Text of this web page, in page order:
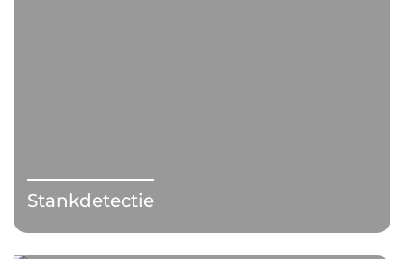
Stankdetectie